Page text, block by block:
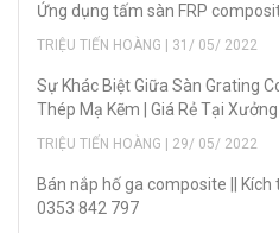
Ứng dụng tấm sàn FRP
TRIỆU TIẾN HOÀNG | 31/ 05/ 2022
Sự Khác Biệt Giữa Sàn Grating
Thép Mạ Kẽm | Giá Rẻ Tại
TRIỆU TIẾN HOÀNG | 29/ 05/ 2022
Bán nắp hố ga composite || Kích
0353 842 797